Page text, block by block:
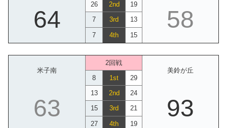
64
26 2nd 19
58
7 3rd 13
7 4th 15
米子南
2回戦
美鈴が丘
8
1st 29
63
13 2nd 24
93
15 3rd 21
27 4th 19